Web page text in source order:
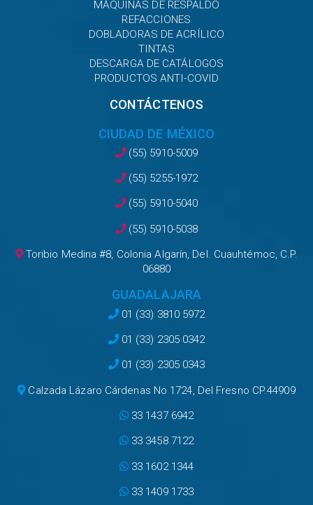
MÁQUINAS DE RESPALDO
REFACCIONES
DOBLADORAS DE ACRÍLICO
TINTAS
DESCARGA DE CATÁLOGOS
PRODUCTOS ANTI-COVID
CONTÁCTENOS
CIUDAD DE MÉXICO
(55) 5910-5009
(55) 5255-1972
(55) 5910-5040
(55) 5910-5038
Toribio Medina #8, Colonia Algarín, Del. Cuauhtémoc, C.P.
06880
GUADALAJARA
01 (33) 3810 5972
01 (33) 2305 0342
01 (33) 2305 0343
Calzada Lázaro Cárdenas No 1724, Del Fresno CP.44909
33 1437 6942
33 3458 7122
33 1602 1344
33 1409 1733